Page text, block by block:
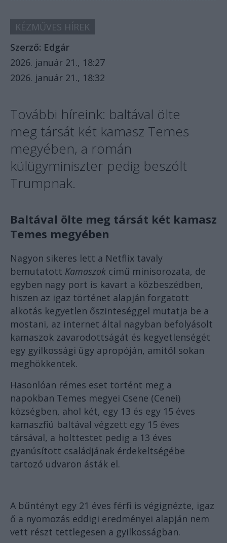
KÉZMŰVES HÍREK
Szerző: Edgár
2026. január 21., 18:27
2026. január 21., 18:32
További híreink: baltával ölte
meg társát két kamasz Temes
megyében, a román
külügyminiszter pedig beszólt
Trumpnak.
Baltával ölte meg társát két kamasz
Temes megyében
Nagyon sikeres lett a Netflix tavaly
bemutatott Kamaszok című minisorozata, de
egyben nagy port is kavart a közbeszédben,
hiszen az igaz történet alapján forgatott
alkotás kegyetlen őszinteséggel mutatja be a
mostani, az internet által nagyban befolyásolt
kamaszok zavarodottságát és kegyetlenségét
egy gyilkossági ügy apropóján, amitől sokan
meghökkentek.
Hasonlóan rémes eset történt meg a
napokban Temes megyei Csene (Cenei)
községben, ahol két, egy 13 és egy 15 éves
kamaszfiú baltával végzett egy 15 éves
társával, a holttestet pedig a 13 éves
gyanúsított családjának érdekeltségébe
tartozó udvaron ásták el.
A bűntényt egy 21 éves férfi is végignézte, igaz
ő a nyomozás eddigi eredményei alapján nem
vett részt tettlegesen a gyilkosságban.